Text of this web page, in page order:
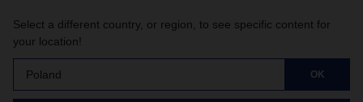
Select a different country, or region, to see specific content for
your location!
Poland OK